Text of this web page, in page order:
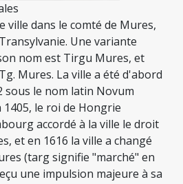
ville dans le comté de Mures,
Une variante
nom est Tirgu Mures, et
Mures. La ville a été d'abord
sous le nom latin Novum
1405, le roi de Hongrie
accordé à la ville le droit
et en 1616 la ville a changé
(targ signifie "marché" en
une impulsion majeure à sa